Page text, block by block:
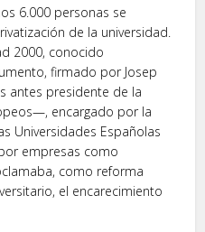
6.000 personas se
de la universidad.
2000, conocido
firmado por Josep
antes presidente de la
encargado por la
Universidades Españolas
empresas como
como reforma
el encarecimiento